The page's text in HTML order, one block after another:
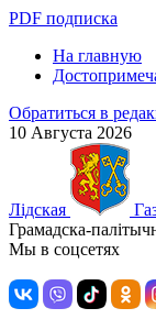
PDF подписка
На главную
Обратиться в
10 Августа 2026
Лiдская
Грамадска-
Мы в соцсетях